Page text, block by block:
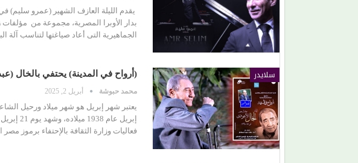
يقدم الليلة العازف الشهير (عمرو سليم)
بدار الأوبرا المصرية، مجموعة من
الجماهيرية التى أعاد صياغتها لتناسب آلة
سلايدر (أرواح في المدينة) يحتفي بالخال
محمد حبوشة أبريل 2, 2025
فعاليات وزارة الثقافة بالإحتفاء برموز مصر
(محمد رضوان) يكسر القاعدة.. يختار (حب مستحيل)